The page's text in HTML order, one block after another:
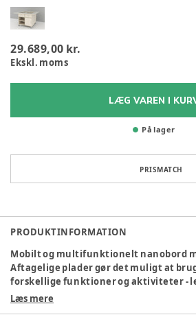
29.689,00 kr.
Ekskl. moms
LÆG VAREN I
På lager
PRISMATCH
PRODUKTINFORMATION
Mobilt og multifunktionelt nanobord
Aftagelige plader gør det muligt at
forskellige funktioner og aktiviteter -
spisning, opbevaring og andre
Læs mere